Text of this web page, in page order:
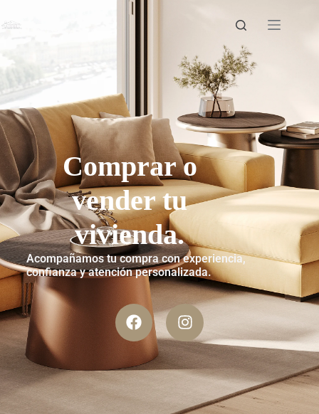
Comprar o
vender tu
vivienda.
Acompañamos tu compra con experiencia,
confianza y atención personalizada.